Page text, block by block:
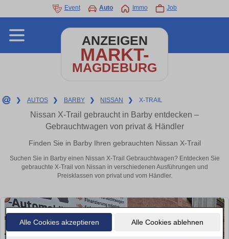
Alle Cookies akzeptieren Alle Cookies ablehnen
Event Auto Immo Job
ANZEIGEN
MARKT-
MAGDEBURG
❯ AUTOS ❯ BARBY ❯ NISSAN ❯ X-TRAIL
Nissan X-Trail gebraucht in Barby entdecken –
Gebrauchtwagen von privat & Händler
Finden Sie in Barby Ihren gebrauchten Nissan X-Trail
Suchen Sie in Barby einen Nissan X-Trail Gebrauchtwagen? Entdecken Sie
gebrauchte X-Trail von Nissan in verschiedenen Ausführungen und
Preisklassen von privat und vom Händler.